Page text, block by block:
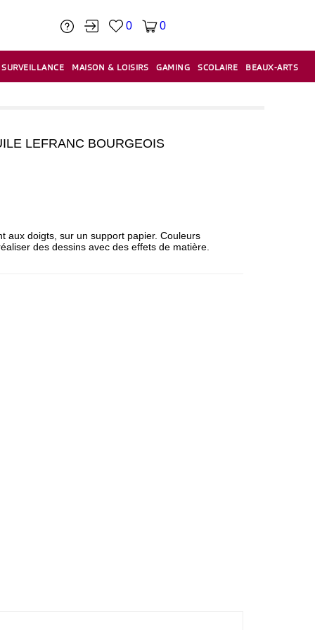
0 0
SURVEILLANCE MAISON & LOISIRS GAMING SCOLAIRE BEAUX-ARTS
LEFRANC BOURGEOIS
aux doigts, sur un support papier. Couleurs
des dessins avec des effets de matière.